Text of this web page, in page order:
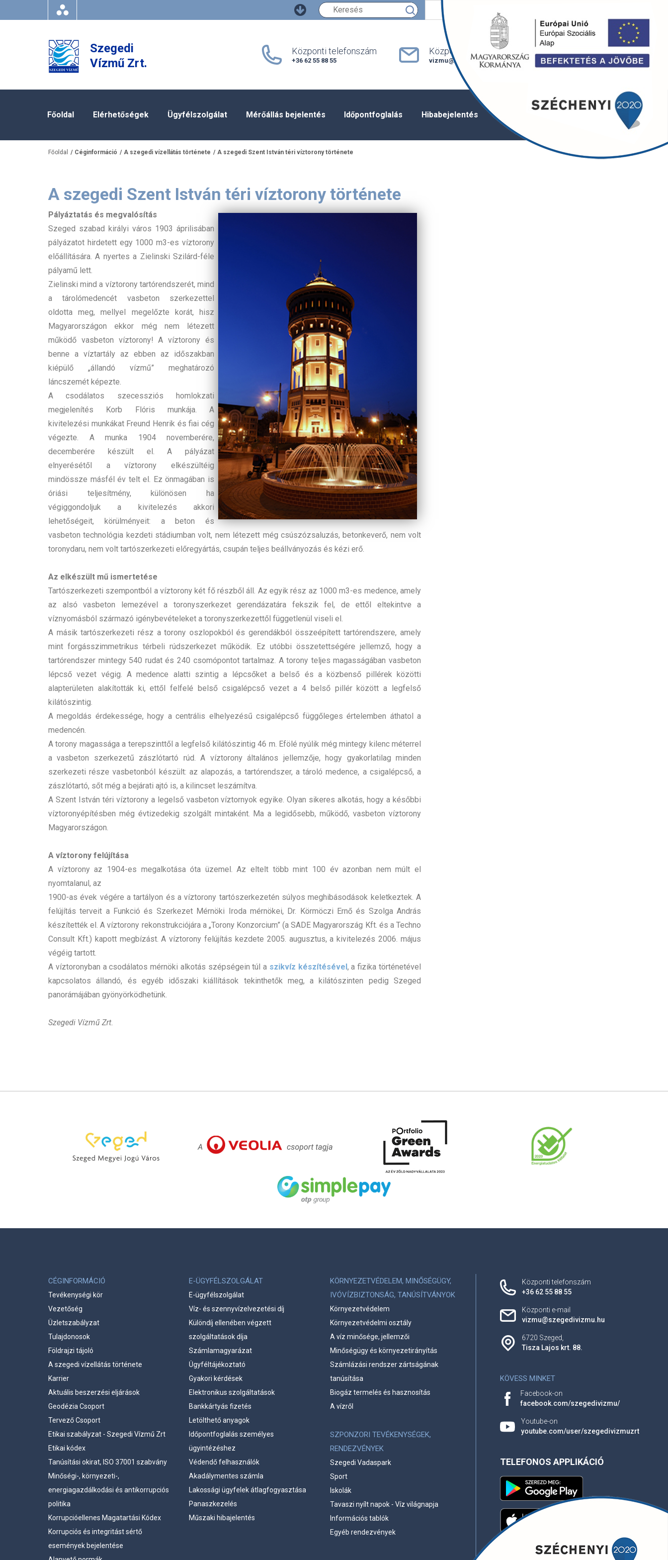
Keresés
regisztráció
Szegedi
Vízmű Zrt.
Központi telefonszám
+36 62 55 88 55
Központi e-mail
vizmu@szegedivizmu.hu
6720 Szeged,
Tisza Lajos krt. 88.
Főoldal Elérhetőségek Ügyfélszolgálat Mérőállás bejelentés Időpontfoglalás Hibabejelentés Üzletszabályzat
Főoldal Céginformáció A szegedi vízellátás története A szegedi Szent István téri víztorony története
A szegedi Szent István téri víztorony története
Pályáztatás és megvalósítás
Szeged szabad királyi város 1903 áprilisában
pályázatot hirdetett egy 1000 m3-es víztorony
előállítására. A nyertes a Zielinski Szilárd-féle
pályamű lett.
Zielinski mind a víztorony tartórendszerét, mind
a tárolómedencét vasbeton szerkezettel
oldotta meg, mellyel megelőzte korát, hisz
Magyarországon ekkor még nem létezett
működő vasbeton víztorony! A víztorony és
benne a víztartály az ebben az időszakban
kiépülő „állandó vízmű” meghatározó
láncszemét képezte.
A csodálatos szecessziós homlokzati
megjelenítés Korb Flóris munkája. A
kivitelezési munkákat Freund Henrik és fiai cég
végezte. A munka 1904 novemberére,
decemberére készült el. A pályázat
elnyerésétől a víztorony elkészültéig
mindössze másfél év telt el. Ez önmagában is
óriási teljesítmény, különösen ha
végiggondoljuk a kivitelezés akkori
lehetőségeit, körülményeit: a beton és
vasbeton technológia kezdeti stádiumban volt, nem létezett még csúszózsaluzás, betonkeverő, nem volt
toronydaru, nem volt tartószerkezeti előregyártás, csupán teljes beállványozás és kézi erő.
Az elkészült mű ismertetése
Tartószerkezeti szempontból a víztorony két fő részből áll. Az egyik rész az 1000 m3-es medence, amely
az alsó vasbeton lemezével a toronyszerkezet gerendázatára fekszik fel, de ettől eltekintve a
víznyomásból származó igénybevételeket a toronyszerkezettől függetlenül viseli el.
A másik tartószerkezeti rész a torony oszlopokból és gerendákból összeépített tartórendszere, amely
mint forgásszimmetrikus térbeli rúdszerkezet működik. Ez utóbbi összetettségére jellemző, hogy a
tartórendszer mintegy 540 rudat és 240 csomópontot tartalmaz. A torony teljes magasságában vasbeton
lépcső vezet végig. A medence alatti szintig a lépcsőket a belső és a közbenső pillérek közötti
alapterületen alakították ki, ettől felfelé belső csigalépcső vezet a 4 belső pillér között a legfelső
kilátószintig.
A megoldás érdekessége, hogy a centrális elhelyezésű csigalépcső függőleges értelemben áthatol a
medencén.
A torony magassága a terepszinttől a legfelső kilátószintig 46 m. Efölé nyúlik még mintegy kilenc méterrel
a vasbeton szerkezetű zászlótartó rúd. A víztorony általános jellemzője, hogy gyakorlatilag minden
szerkezeti része vasbetonból készült: az alapozás, a tartórendszer, a tároló medence, a csigalépcső, a
zászlótartó, sőt még a bejárati ajtó is, a kilincset leszámítva.
A Szent István téri víztorony a legelső vasbeton víztornyok egyike. Olyan sikeres alkotás, hogy a későbbi
víztoronyépítésben még évtizedekig szolgált mintaként. Ma a legidősebb, működő, vasbeton víztorony
Magyarországon.
A víztorony felújítása
A víztorony az 1904-es megalkotása óta üzemel. Az eltelt több mint 100 év azonban nem múlt el
nyomtalanul, az
1900-as évek végére a tartályon és a víztorony tartószerkezetén súlyos meghibásodások keletkeztek. A
felújítás terveit a Funkció és Szerkezet Mérnöki Iroda mérnökei, Dr. Körmöczi Ernő és Szolga András
készítették el. A víztorony rekonstrukciójára a „Torony Konzorcium” (a SADE Magyarország Kft. és a Techno
Consult Kft.) kapott megbízást. A víztorony felújítás kezdete 2005. augusztus, a kivitelezés 2006. május
végéig tartott.
A víztoronyban a csodálatos mérnöki alkotás szépségein túl a szikvíz készítésével, a fizika történetével
kapcsolatos állandó, és egyéb időszaki kiállítások tekinthetők meg, a kilátószinten pedig Szeged
panorámájában gyönyörködhetünk.
Szegedi Vízmű Zrt.
CÉGINFORMÁCIÓ
Tevékenységi kör
Vezetőség
Üzletszabályzat
Tulajdonosok
Földrajzi tájoló
A szegedi vízellátás története
Karrier
Aktuális beszerzési eljárások
Geodézia Csoport
Tervező Csoport
Etikai szabályzat - Szegedi Vízmű Zrt
Etikai kódex
Tanúsítási okirat, ISO 37001 szabvány
Minőségi-, környezeti-,
energiagazdálkodási és antikorrupciós
politika
Korrupcióellenes Magatartási Kódex
Korrupciós és integritást sértő
események bejelentése
E-ÜGYFÉLSZOLGÁLAT
E-ügyfélszolgálat
Víz- és szennyvízelvezetési díj
Különdíj ellenében végzett
szolgáltatások díja
Számlamagyarázat
Ügyféltájékoztató
Gyakori kérdések
Elektronikus szolgáltatások
Bankkártyás fizetés
Letölthető anyagok
Időpontfoglalás személyes
ügyintézéshez
Védendő felhasználók
Akadálymentes számla
Lakossági ügyfelek átlagfogyasztása
Panaszkezelés
Műszaki hibajelentés
KÖRNYEZETVÉDELEM, MINŐSÉGÜGY,
IVÓVÍZBIZTONSÁG, TANÚSÍTVÁNYOK
Környezetvédelem
Környezetvédelmi osztály
A víz minősége, jellemzői
Minőségügy és környezetirányítás
Számlázási rendszer zártságának
tanúsítása
Biogáz termelés és hasznosítás
A vízről
SZPONZORI TEVÉKENYSÉGEK,
RENDEZVÉNYEK
Szegedi Vadaspark
Sport
Iskolák
Tavaszi nyílt napok - Víz világnapja
Információs tablók
Egyéb rendezvények
Központi telefonszám
+36 62 55 88 55
Központi e-mail
vizmu@szegedivizmu.hu
6720 Szeged,
Tisza Lajos krt. 88.
KÖVESS MINKET
Facebook-on
facebook.com/szegedivizmu/
Youtube-on
youtube.com/user/szegedivizmuzrt
TELEFONOS APPLIKÁCIÓ